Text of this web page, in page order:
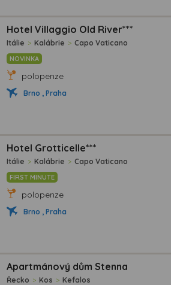
Hotel Villaggio Old River***
Itálie > Kalábrie > Capo Vaticano
NOVINKA
polopenze
Brno , Praha
Hotel Grotticelle***
Itálie > Kalábrie > Capo Vaticano
FIRST MINUTE
polopenze
Brno , Praha
Apartmánový dům Stenna
Řecko > Kos > Kefalos